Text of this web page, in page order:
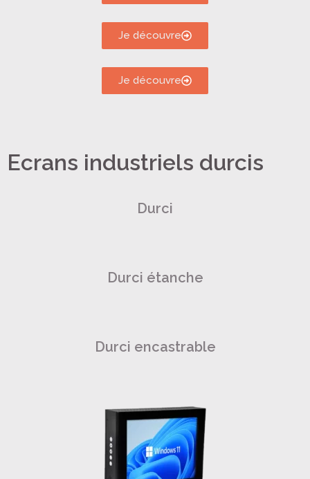
Je découvre
Je découvre
Ecrans industriels durcis
Durci
Durci étanche
Durci encastrable